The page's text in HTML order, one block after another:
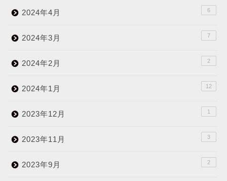
2024年4月 6
2024年3月 7
2024年2月 2
2024年1月 12
2023年12月 1
2023年11月 3
2023年9月 2